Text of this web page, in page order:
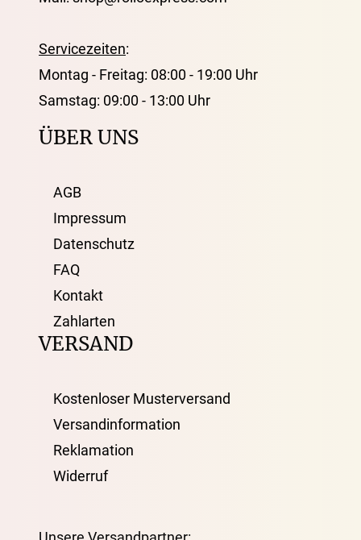
Servicezeiten:
Montag - Freitag: 08:00 - 19:00 Uhr
Samstag: 09:00 - 13:00 Uhr
ÜBER UNS
AGB
Impressum
Datenschutz
FAQ
Kontakt
Zahlarten
VERSAND
Kostenloser Musterversand
Versandinformation
Reklamation
Widerruf